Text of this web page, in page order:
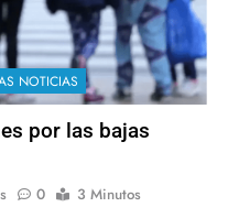
NOTICIAS
por las bajas
0
3 Minutos